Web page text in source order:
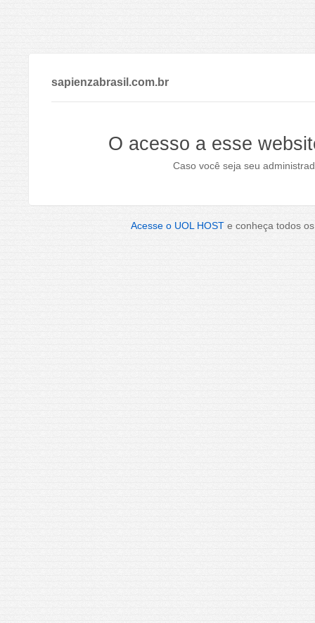
sapienzabrasil.com.br
O acesso a esse
Caso você seja seu
Acesse o UOL HOST e conheça todos